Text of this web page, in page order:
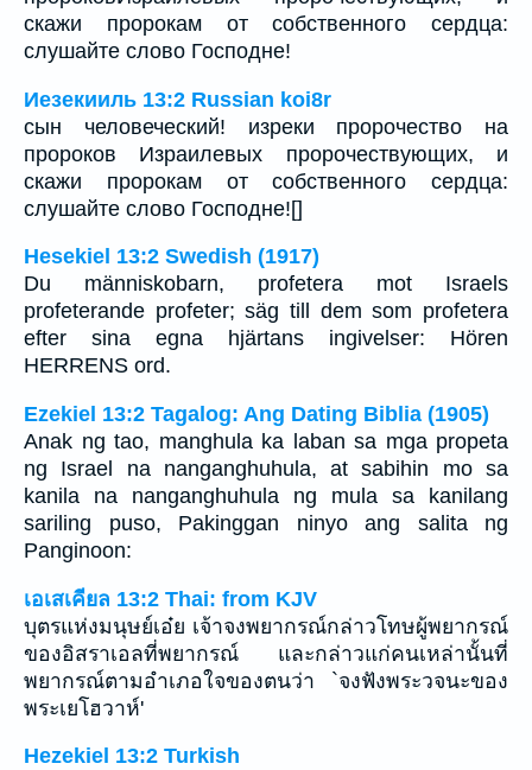
скажи пророкам от собственного сердца:
слушайте слово Господне!
Иезекииль 13:2 Russian koi8r
сын человеческий! изреки пророчество на
пророков Израилевых пророчествующих, и
скажи пророкам от собственного сердца:
слушайте слово Господне![]
Hesekiel 13:2 Swedish (1917)
Du människobarn, profetera mot Israels
profeterande profeter; säg till dem som profetera
efter sina egna hjärtans ingivelser: Hören
HERRENS ord.
Ezekiel 13:2 Tagalog: Ang Dating Biblia (1905)
Anak ng tao, manghula ka laban sa mga propeta
ng Israel na nanganghuhula, at sabihin mo sa
kanila na nanganghuhula ng mula sa kanilang
sariling puso, Pakinggan ninyo ang salita ng
Panginoon:
เอเสเคียล 13:2 Thai: from KJV
บุตรแห่งมนุษย์เอ๋ย เจ้าจงพยากรณ์กล่าวโทษผู้พยากรณ์
ของอิสราเอลที่พยากรณ์ และกล่าวแก่คนเหล่านั้นที่
พยากรณ์ตามอำเภอใจของตนว่า `จงฟังพระวจนะของ
พระเยโฮวาห์'
Hezekiel 13:2 Turkish